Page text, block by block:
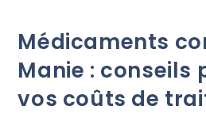
Médicaments
Manie : conseils
vos coûts de